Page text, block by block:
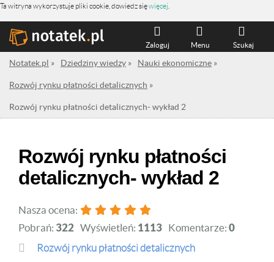
Ta witryna wykorzystuje pliki cookie, dowiedz sięwięcej
Szukaj
Menu
Zaloguj
Notatek.pl » Dziedziny wiedzy » Nauki ekonomiczne »
Rozwój rynku płatności detalicznych »
Rozwój rynku płatności detalicznych- wykład 2
Rozwój rynku płatności
detalicznych- wykład 2
Nasza ocena:
Pobrań: 322 Wyświetleń: 1113 Komentarze: 0
Rozwój rynku płatności detalicznych